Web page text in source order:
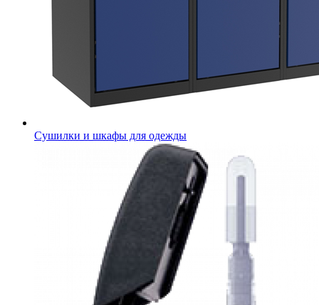
Сушилки и шкафы для одежды